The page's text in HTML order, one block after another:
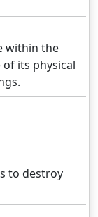
within the
its physical
to destroy